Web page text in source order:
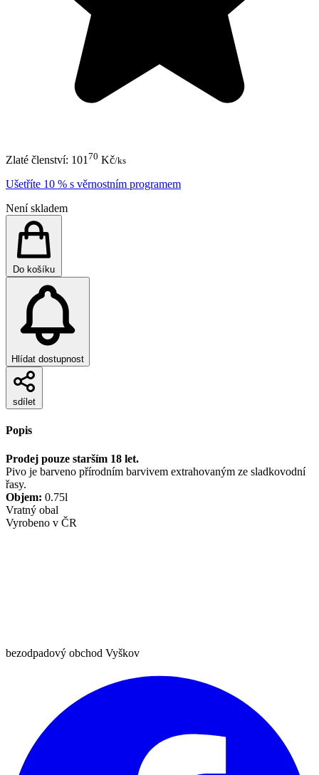
Zlaté členství: 101 70 Kč/ks
Ušetříte 10 % s věrnostním programem
Není skladem
Do košíku
Hlídat dostupnost
sdílet
Popis
Prodej pouze starším 18 let.
Pivo je barveno přírodním barvivem extrahovaným ze sladkovodní
řasy.
Objem: 0.75l
Vratný obal
Vyrobeno v ČR
bezodpadový obchod Vyškov